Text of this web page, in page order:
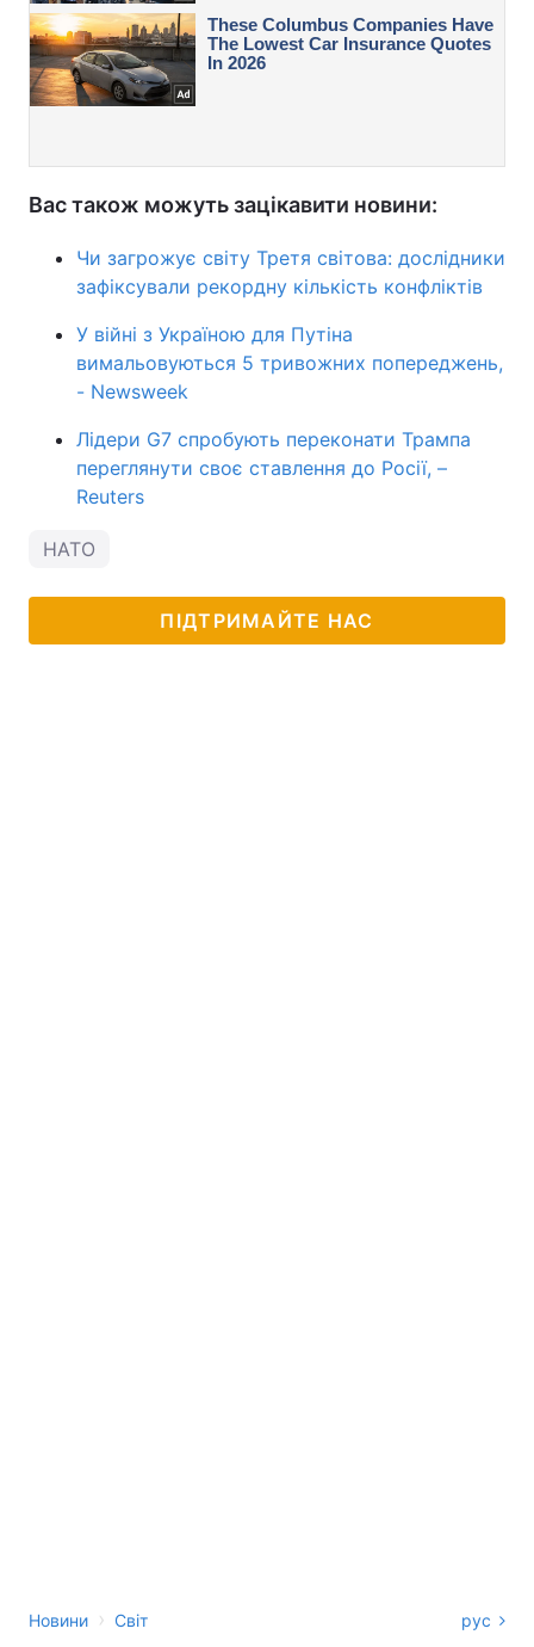
Вас також можуть зацікавити новини:
Чи загрожує світу Третя світова: дослідники
зафіксували рекордну кількість конфліктів
У війні з Україною для Путіна
вимальовуються 5 тривожних попереджень,
- Newsweek
Лідери G7 спробують переконати Трампа
переглянути своє ставлення до Росії, –
Reuters
НАТО
ПІДТРИМАЙТЕ НАС
Новини › Світ рус